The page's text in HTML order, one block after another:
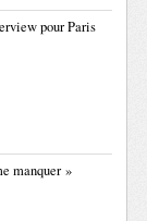
pour Paris
manquer »